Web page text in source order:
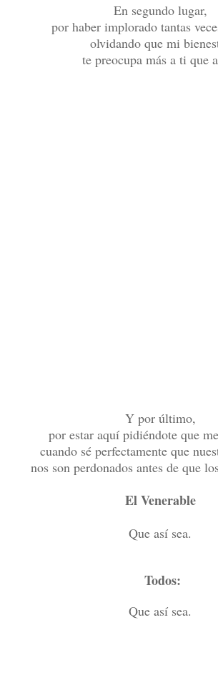
En segundo lugar,
por haber implorado tantas
olvidando que mi
te preocupa más a ti que
Y por último,
por estar aquí pidiéndote que
cuando sé perfectamente que
nos son perdonados antes de que
El Venerable
Que así sea.
Todos:
Que así sea.